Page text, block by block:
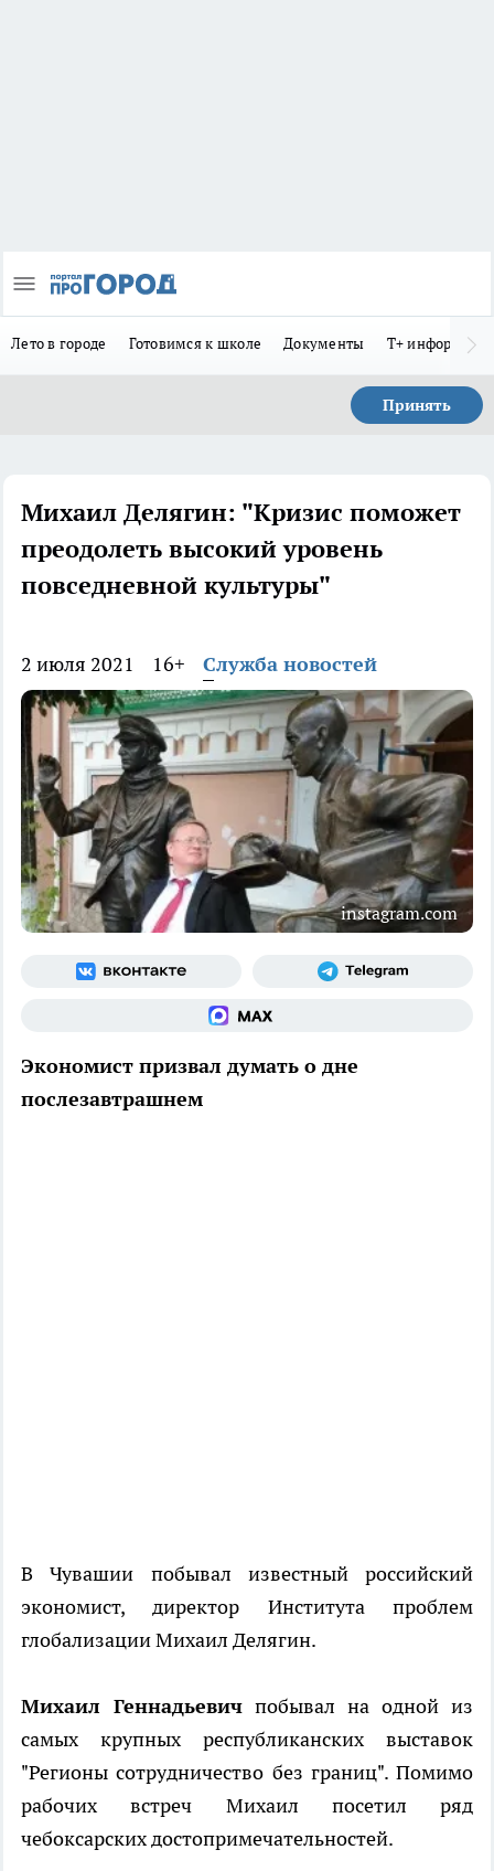
Лето в городе Готовимся к школе Документы Т+
Принять
Михаил Делягин: "Кризис поможет
преодолеть высокий уровень
повседневной культуры"
2 июля 2021 16+ Служба новостей
instagram.com
Экономист призвал думать о дне
послезавтрашнем
В Чувашии побывал известный российский
экономист, директор Института проблем
глобализации Михаил Делягин.
Михаил Геннадьевич побывал на одной из
самых крупных республиканских выставок
"Регионы сотрудничество без границ". Помимо
рабочих встреч Михаил посетил ряд
чебоксарских достопримечательностей.